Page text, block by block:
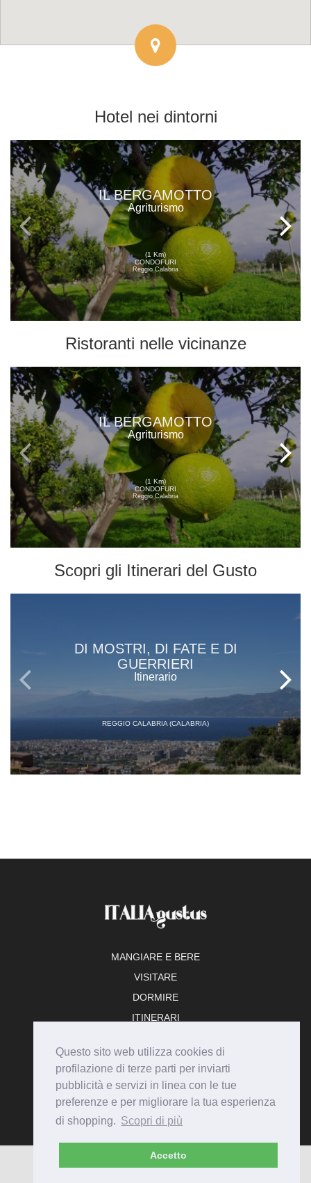
Questo sito web utilizza cookies di
profilazione di terze parti per inviarti
pubblicità e servizi in linea con le tue
preferenze e per migliorare la tua esperienza
di shopping. Scopri di più
Accetto
Hotel nei dintorni
IL BERGAMOTTO
Agriturismo
(1 Km)
CONDOFURI
Reggio Calabria
Ristoranti nelle vicinanze
IL BERGAMOTTO
Agriturismo
(1 Km)
CONDOFURI
Reggio Calabria
Scopri gli Itinerari del Gusto
DI MOSTRI, DI FATE E DI
GUERRIERI
Itinerario
REGGIO CALABRIA (CALABRIA)
MANGIARE E BERE
VISITARE
DORMIRE
ITINERARI
ADERISCI
© Italiagustus 2026 - Tutti i diritti riservati.